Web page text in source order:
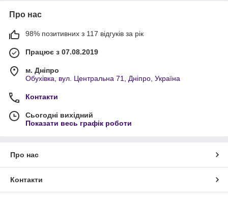
Про нас
98% позитивних з 117 відгуків за рік
Працює з 07.08.2019
м. Дніпро
Обухівка, вул. Центральна 71, Дніпро, Україна
Контакти
Сьогодні вихідний
Показати весь графік роботи
Про нас
Контакти